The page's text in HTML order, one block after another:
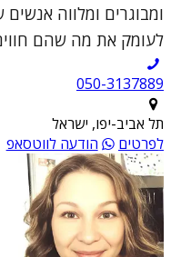
ומבוגרים ומלווה אנשים
לעומק את מה שהם
050-3137889
תל אביב-יפו, ישראל
לפרטים
הודעה לווטסאפ